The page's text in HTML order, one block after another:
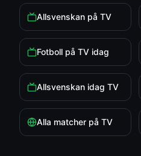
Allsvenskan på TV
Fotboll på TV idag
Allsvenskan idag TV
Alla matcher på TV